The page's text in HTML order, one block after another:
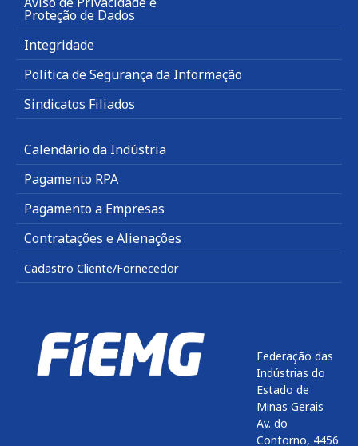
Proteção de Dados
Integridade
Política de Segurança da Informação
Sindicatos Filiados
Calendário da Indústria
Pagamento RPA
Pagamento a Empresas
Contratações e Alienações
Cadastro Cliente/Fornecedor
Federação das
Indústrias do
Estado de
Minas Gerais
Av. do
Contorno, 4456